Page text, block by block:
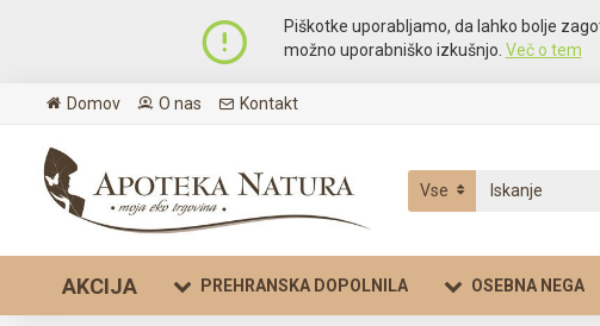
Piškotke uporabljamo, da lahko bolje
možno uporabniško izkušnjo. Več o tem
Domov O nas Kontakt
Vse
AKCIJA PREHRANSKA DOPOLNILA OSEBNA NEGA